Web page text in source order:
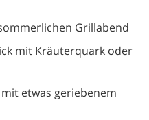
Grillabend
mit Kräuterquark oder
etwas geriebenem